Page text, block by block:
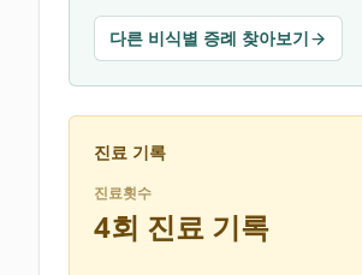
다른 비식별 증례 찾아보기
진료 기록
진료횟수
4회 진료 기록